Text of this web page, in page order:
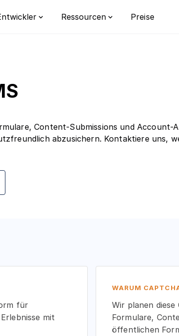
die CaptchaFox Bot-
Ressourcen Preise
Content-Submissions und Account-
abzusichern. Kontaktiere uns,
für
mit
WARUM
Wir planen
Formulare,
öffentlichen